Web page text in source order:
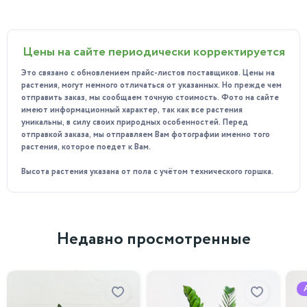
Нолина не требует сложного ухода, главное - обеспечить
ей достаточное количество света и влаги.
Растение предпочитает яркий рассеянный свет и
регулярный умеренный полив. Зимой полив можно
сократить, но не допускать полного пересыхания почвы.
Также важно поддерживать высокую влажность воздуха,
регулярно опрыскивая листья.
Нолина штамбовая предпочитает температуру от +18 до
+25 градусов Цельсия, зимой возможно небольшое
снижение до +15-+17 градусов. Нолина может выдерживать
кратковременное понижение температуры, однако
Почему стоит приобрести Нолину штамбовую у нас?
Мы предлагаем здоровые растения, выращенные опытными
специалистами. Все экземпляры проходят строгий отбор,
что гарантирует высокое качество товара. Наши
Цены на сайте периодически корректируется
Это связано с обновлением прайс-листов поставщиков. Цены на
растения, могут немного отличаться от указанных. Но прежде чем
отправить заказ, мы сообщаем точную стоимость. Фото на сайте
имеют информационный характер, так как все растения
уникальны, в силу своих природных особенностей. Перед
отправкой заказа, мы отправляем Вам фотографии именно того
растения, которое поедет к Вам.
Высота растения указана от пола с учётом технического горшка.
Недавно просмотренные